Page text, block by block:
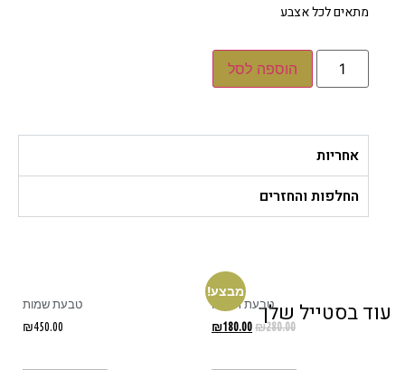
מתאים לכל אצבע
הוספה לסל
אחריות
החלפות והחזרים
בסטייל שלך
מבצע!
טבעת תחרה
₪280.00
₪180.00
טבעת שמות
₪450.00